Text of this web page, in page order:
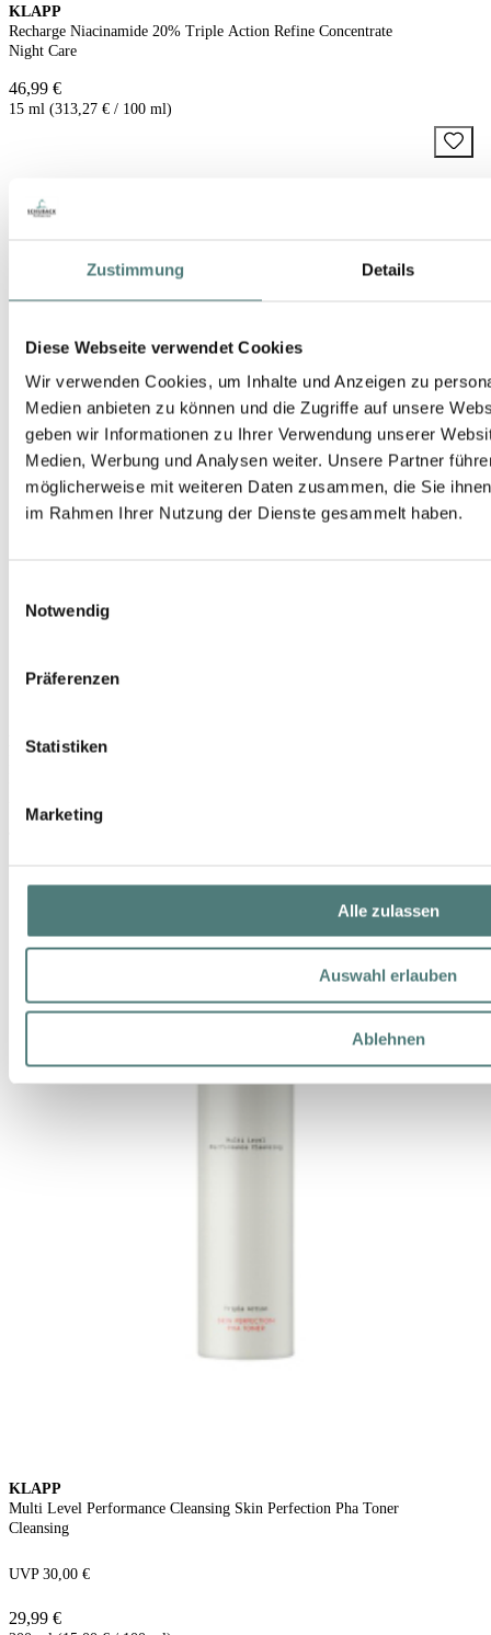
Zustimmung Details
Diese Webseite verwendet Cookies
Wir verwenden Cookies, um Inhalte und Anzeigen zu
Medien anbieten zu können und die Zugriffe auf unsere
geben wir Informationen zu Ihrer Verwendung unserer
Medien, Werbung und Analysen weiter. Unsere Partner
möglicherweise mit weiteren Daten zusammen, die Sie
im Rahmen Ihrer Nutzung der Dienste gesammelt haben.
Notwendig
Präferenzen
Statistiken
Marketing
Alle zulassen
Auswahl erlauben
Ablehnen
KLAPP
Recharge Niacinamide 20% Triple Action Refine Concentrate
Night Care
46,99 €
15 ml (313,27 € / 100 ml)
KLAPP
KLAPP
Multi Level Performance Cleansing Skin Perfection Pha Toner
Cleansing
UVP 30,00 €
29,99 €